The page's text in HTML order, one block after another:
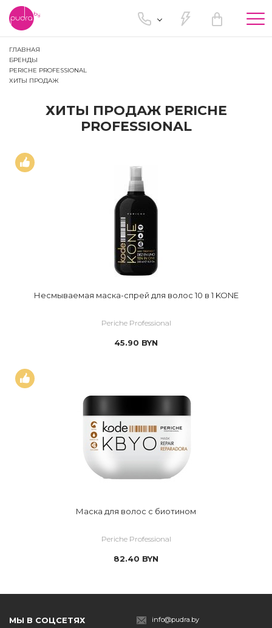
ГЛАВНАЯ
БРЕНДЫ
PERICHE PROFESSIONAL
ХИТЫ ПРОДАЖ
ХИТЫ ПРОДАЖ PERICHE
PROFESSIONAL
Несмываемая маска-спрей для волос 10 в 1 KONE
Periche Professional
45.90 BYN
Маска для волос с биотином
Periche Professional
82.40 BYN
МЫ В СОЦСЕТЯХ info@pudra.by